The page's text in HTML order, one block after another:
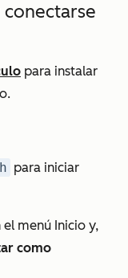
para instalar
para iniciar
el menú Inicio y,
como